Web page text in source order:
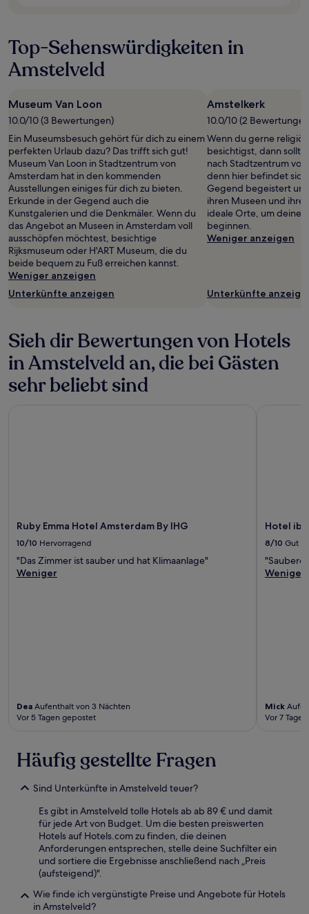
können
zusätzliche
Bedingungen
Top-Sehenswürdigkeiten in
Amstelveld
Museum Van Loon
10.0/10 (3 Bewertungen)
Ein Museumsbesuch gehört für dich zu einem
perfekten Urlaub dazu? Das trifft sich gut!
Museum Van Loon in Stadtzentrum von
Amsterdam hat in den kommenden
Ausstellungen einiges für dich zu bieten.
Erkunde in der Gegend auch die
Kunstgalerien und die Denkmäler. Wenn du
das Angebot an Museen in Amsterdam voll
ausschöpfen möchtest, besichtige
Rijksmuseum oder H'ART Museum, die du
beide bequem zu Fuß erreichen kannst.
Weniger anzeigen
Unterkünfte anzeigen
Amstelkerk
10.0/10 (2
Wenn du gerne
besichtigst, dann
nach Stadtzentrum
denn hier befindet sich
Gegend begeistert
ihren Museen und
ideale Orte, um deine
beginnen.
Weniger anzeigen
Unterkünfte
Sieh dir Bewertungen von Hotels
in Amstelveld an, die bei Gästen
sehr beliebt sind
Ruby Emma Hotel Amsterdam By IHG
10/10 Hervorragend
"Das Zimmer ist sauber und hat Klimaanlage"
Weniger
Dea Aufenthalt von 3 Nächten
Vor 5 Tagen gepostet
Hotel
8/10 Gut
Weniger
Mick
Vor 7
Häufig gestellte Fragen
Sind Unterkünfte in Amstelveld teuer?
Es gibt in Amstelveld tolle Hotels ab ab 89 € und damit
für jede Art von Budget. Um die besten preiswerten
Hotels auf Hotels.com zu finden, die deinen
Anforderungen entsprechen, stelle deine Suchfilter ein
und sortiere die Ergebnisse anschließend nach „Preis
(aufsteigend)".
Wie finde ich vergünstigte Preise und Angebote für Hotels
in Amstelveld?